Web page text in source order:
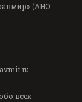
(АНО
всех